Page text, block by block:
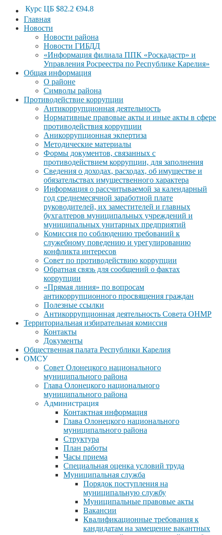
Курс ЦБ $82.2 €94.8
Главная
Новости
Новости района
Новости ГИБДД
«Информация филиала ППК «Роскадастр» и
Управления Росреестра по Республике Карелия»
Общая информация
О районе
Символы района
Противодействие коррупции
Антикоррупционная деятельность
Нормативные правовые акты и иные акты в сфере
противодействия коррупции
Аникоррупционная экпертиза
Методические материалы
Формы документов, связанных с
противодействием коррупции, для заполнения
Сведения о доходах, расходах, об имуществе и
обязательствах имущественного характера
Информация о рассчитываемой за календарный
год среднемесячной заработной плате
руководителей, их заместителей и главных
бухгалтеров муниципальных учреждений и
муниципальных унитарных предприятий
Комиссия по соблюдению требований к
служебному поведению и урегулированию
конфликта интересов
Совет по противодействию коррупции
Обратная связь для сообщений о фактах
коррупции
«Прямая линия» по вопросам
антикоррупционного просвящения граждан
Полезные ссылки
Антикоррупционная деятельность Совета ОНМР
Территориальная избирательная комиссия
Контакты
Документы
Общественная палата Республики Карелия
ОМСУ
Совет Олонецкого национального
муниципального района
Глава Олонецкого национального
муниципального района
Администрация
Контактная информация
Глава Олонецкого национального
муниципального района
Структура
План работы
Часы приема
Специальная оценка условий труда
Муниципальная служба
Порядок поступления на
муниципальную службу
Муниципальные правовые акты
Вакансии
Квалификационные требования к
кандидатам на замещение вакантных